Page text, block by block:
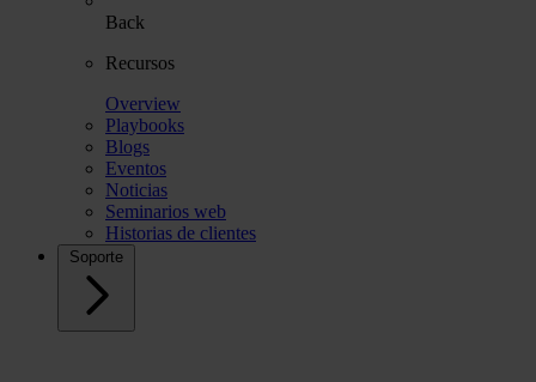
Back
Recursos
Overview
Playbooks
Blogs
Eventos
Noticias
Seminarios web
Historias de clientes
Soporte